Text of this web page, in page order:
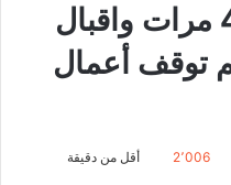
الاسمنت تتضاعف 4 مرات واقبال
توقف أعمال
2٬006 أقل من دقيقة